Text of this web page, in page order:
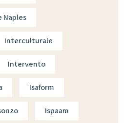
Naples
Interculturale
Intervento
Isaform
Ispaam